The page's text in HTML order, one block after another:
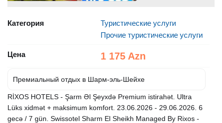
Категория
Туристические услуги
Прочие туристические услуги
Цена 1 175 Azn
Премиальный отдых в Шарм-эль-Шейхе
RİXOS HOTELS - Şarm Əl Şeyxdə Premium istirahət. Ultra
Lüks xidmət + maksimum komfort. 23.06.2026 - 29.06.2026. 6
gecə / 7 gün. Swissotel Sharm El Sheikh Managed By Rixos -